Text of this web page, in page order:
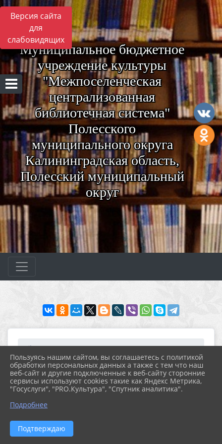
Версия сайта
для
слабовидящих
Муниципальное бюджетное
учреждение культуры
"Межпоселенческая
централизованная
библиотечная система"
Полесского
муниципального округа
Калининградская область,
Полесский муниципальный
округ
Главная ВАЖНО
Баннеры года
2024 - Год семьи
Мероприятия
15.05.2024 12:51 28
МЕРОПРИЯТИЯ
15 мая - Международный день
семьи
Пользуясь нашим сайтом, вы соглашаетесь с политикой
обработки персональных данных а также с тем что наш
веб-сайт и другие подключенные к веб-сайту сторонние
сервисы используют cookies такие как Яндекс Метрика,
"Госуслуги", "PRO.Культура", "Спутник аналитика".
Подробнее
Подтверждаю